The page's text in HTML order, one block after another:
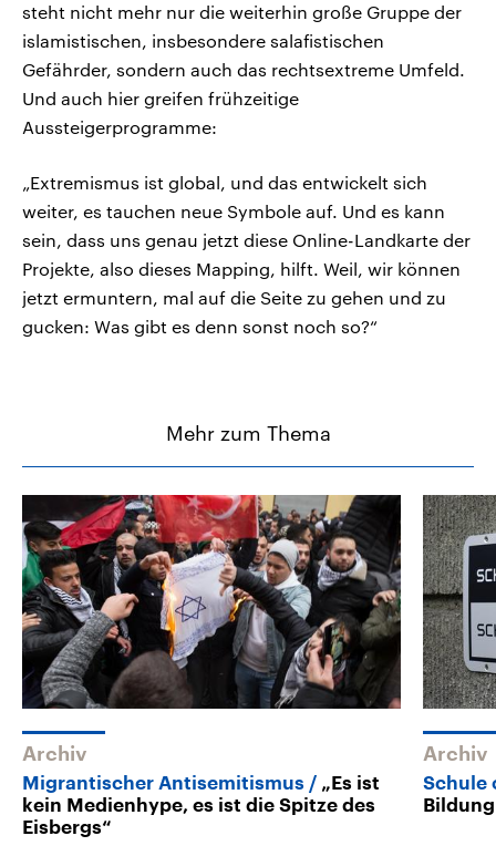
steht nicht mehr nur die weiterhin große Gruppe der
islamistischen, insbesondere salafistischen
Gefährder, sondern auch das rechtsextreme Umfeld.
Und auch hier greifen frühzeitige
Aussteigerprogramme:
„Extremismus ist global, und das entwickelt sich
weiter, es tauchen neue Symbole auf. Und es kann
sein, dass uns genau jetzt diese Online-Landkarte der
Projekte, also dieses Mapping, hilft. Weil, wir können
jetzt ermuntern, mal auf die Seite zu gehen und zu
gucken: Was gibt es denn sonst noch so?“
Mehr zum Thema
Archiv
Migrantischer Antisemitismus
„Es ist
kein Medienhype, es ist die Spitze des
Eisbergs“
Archiv
Schule